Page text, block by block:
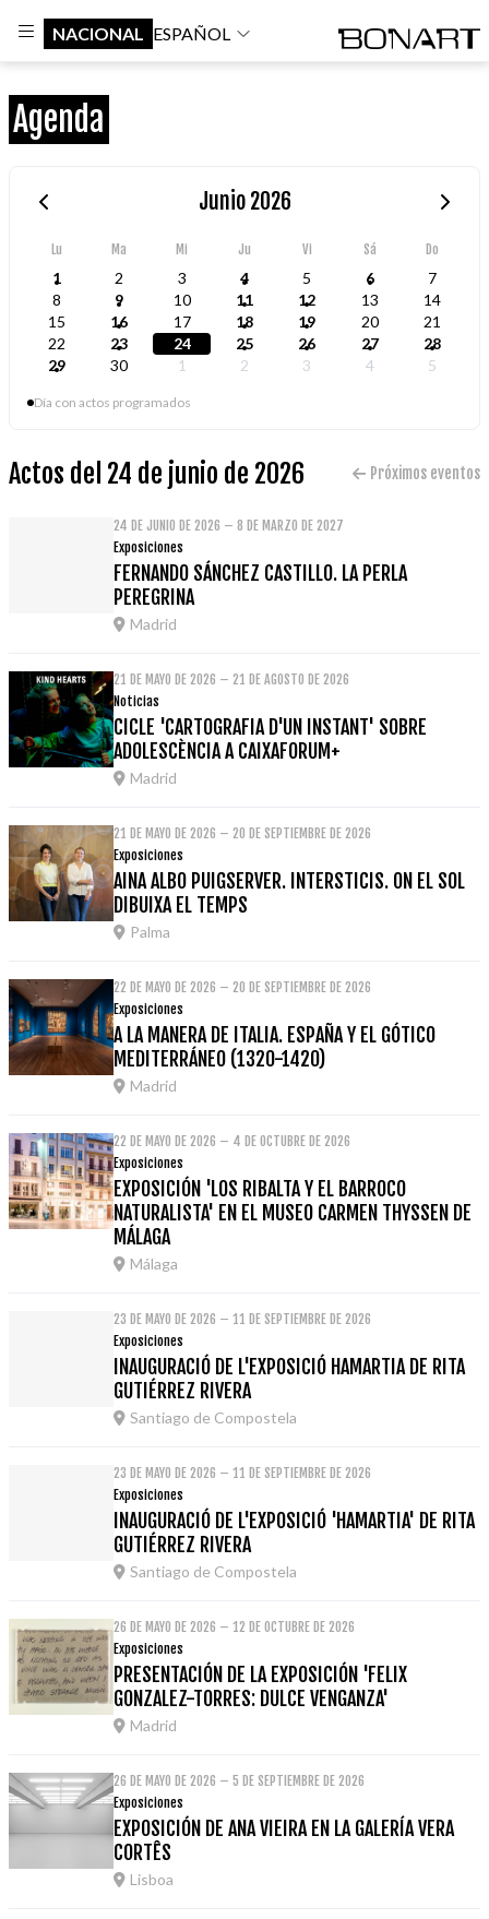
NACIONAL ESPAÑOL
Agenda
Junio 2026
Lu Ma Mi Ju Vi Sá Do
1 2 3 4 5 6
7
8
9 10 11 12 13
14
15
16 17 18 19 20
21
22
23 24 25 26 27
28
29
30 1 2 3 4 5
Día con actos programados
Actos del 24 de junio de 2026 Próximos eventos
24 DE JUNIO DE 2026 – 8 DE MARZO DE 2027
Exposiciones
FERNANDO SÁNCHEZ CASTILLO. LA PERLA
PEREGRINA
Madrid
21 DE MAYO DE 2026 – 21 DE AGOSTO DE 2026
Noticias
CICLE 'CARTOGRAFIA D'UN INSTANT' SOBRE
ADOLESCÈNCIA A CAIXAFORUM+
Madrid
21 DE MAYO DE 2026 – 20 DE SEPTIEMBRE DE 2026
Exposiciones
AINA ALBO PUIGSERVER. INTERSTICIS. ON EL SOL
DIBUIXA EL TEMPS
Palma
22 DE MAYO DE 2026 – 20 DE SEPTIEMBRE DE 2026
Exposiciones
A LA MANERA DE ITALIA. ESPAÑA Y EL GÓTICO
MEDITERRÁNEO (1320-1420)
Madrid
22 DE MAYO DE 2026 – 4 DE OCTUBRE DE 2026
Exposiciones
EXPOSICIÓN 'LOS RIBALTA Y EL BARROCO
NATURALISTA' EN EL MUSEO CARMEN THYSSEN DE
MÁLAGA
Málaga
23 DE MAYO DE 2026 – 11 DE SEPTIEMBRE DE 2026
Exposiciones
INAUGURACIÓ DE L'EXPOSICIÓ HAMARTIA DE RITA
GUTIÉRREZ RIVERA
Santiago de Compostela
23 DE MAYO DE 2026 – 11 DE SEPTIEMBRE DE 2026
Exposiciones
INAUGURACIÓ DE L'EXPOSICIÓ 'HAMARTIA' DE RITA
GUTIÉRREZ RIVERA
Santiago de Compostela
26 DE MAYO DE 2026 – 12 DE OCTUBRE DE 2026
Exposiciones
PRESENTACIÓN DE LA EXPOSICIÓN 'FELIX
GONZALEZ-TORRES: DULCE VENGANZA'
Madrid
26 DE MAYO DE 2026 – 5 DE SEPTIEMBRE DE 2026
Exposiciones
EXPOSICIÓN DE ANA VIEIRA EN LA GALERÍA VERA
CORTÊS
Lisboa